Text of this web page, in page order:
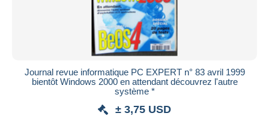
Journal revue informatique PC EXPERT n° 83 avril 1999
bientôt Windows 2000 en attendant découvrez l'autre
système *
± 3,75 USD